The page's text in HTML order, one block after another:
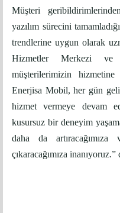
Müşteri
yazılım sürecini
trendlerine uygun olarak
Hizmetler Merkezi ve
müşterilerimizin
Enerjisa Mobil, her gün
hizmet vermeye devam
kusursuz bir deneyim
daha da artıracağımıza
çıkaracağımıza inanıyoruz.”